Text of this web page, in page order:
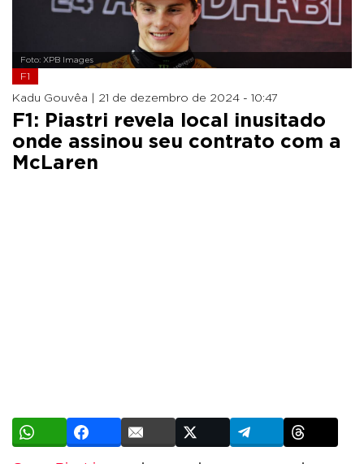
Foto: XPB Images
F1
Kadu Gouvêa | 21 de dezembro de 2024 - 10:47
F1: Piastri revela local inusitado
onde assinou seu contrato com a
McLaren